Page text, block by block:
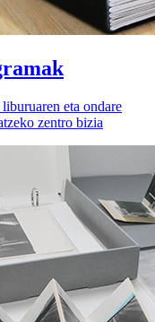
eta ondare
zentro bizia